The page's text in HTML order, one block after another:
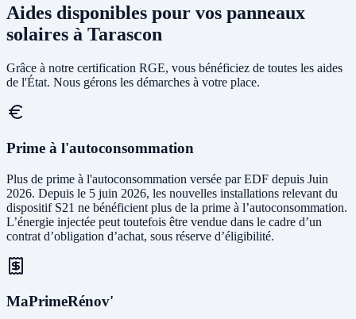
Aides disponibles pour vos panneaux
solaires à Tarascon
Grâce à notre certification RGE, vous bénéficiez de toutes les aides
de l'État. Nous gérons les démarches à votre place.
Prime à l'autoconsommation
Plus de prime à l'autoconsommation versée par EDF depuis Juin
2026. Depuis le 5 juin 2026, les nouvelles installations relevant du
dispositif S21 ne bénéficient plus de la prime à l’autoconsommation.
L’énergie injectée peut toutefois être vendue dans le cadre d’un
contrat d’obligation d’achat, sous réserve d’éligibilité.
MaPrimeRénov'